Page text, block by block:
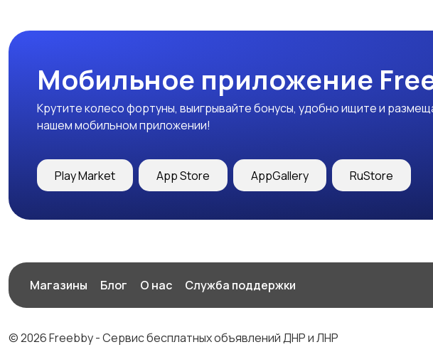
Мобильное приложение
Крутите колесо фортуны, выигрывайте бонусы, удобно ищите и
нашем мобильном приложении!
Play Market App Store AppGallery RuStore
Магазины Блог О нас Служба поддержки
© 2026 Freebby - Сервис бесплатных объявлений ДНР и ЛНР